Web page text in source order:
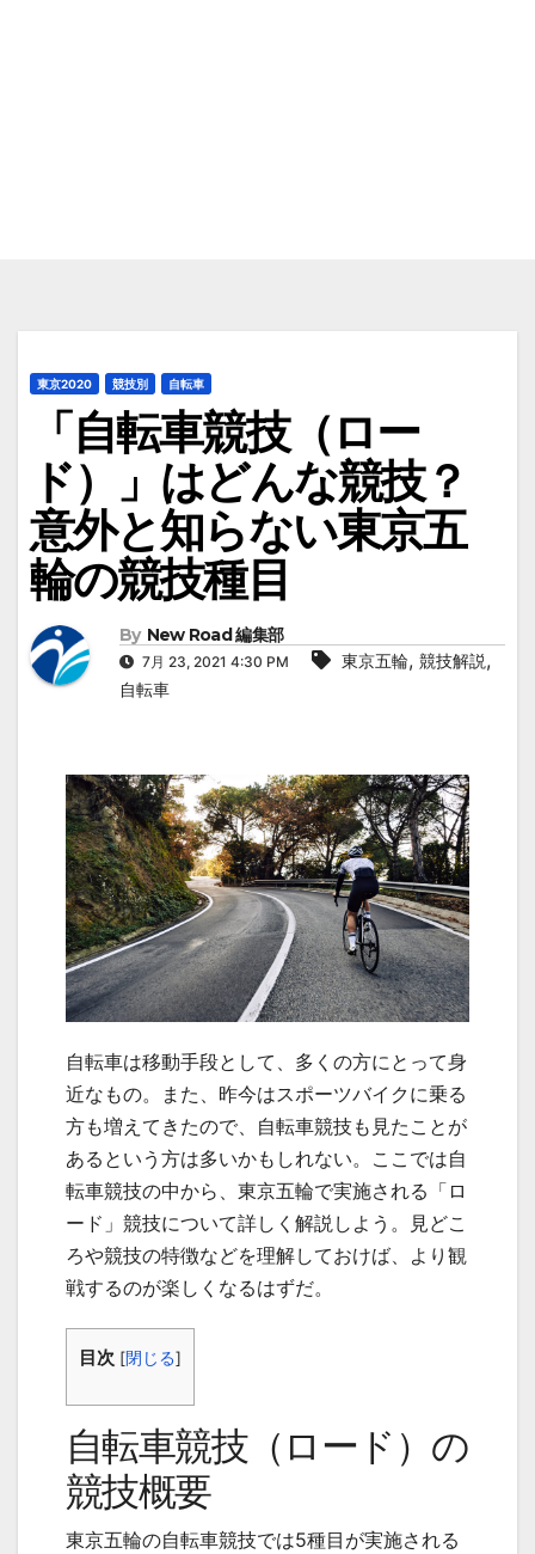
東京2020 競技別 自転車
「自転車競技（ロー
ド）」はどんな競技？
意外と知らない東京五
輪の競技種目
By New Road 編集部
7月 23, 2021 4:30 PM 東京五輪, 競技解説,
自転車
自転車は移動手段として、多くの方にとって身
近なもの。また、昨今はスポーツバイクに乗る
方も増えてきたので、自転車競技も見たことが
あるという方は多いかもしれない。ここでは自
転車競技の中から、東京五輪で実施される「ロ
ード」競技について詳しく解説しよう。見どこ
ろや競技の特徴などを理解しておけば、より観
戦するのが楽しくなるはずだ。
目次 [閉じる]
自転車競技（ロード）の
競技概要
東京五輪の自転車競技では5種目が実施される